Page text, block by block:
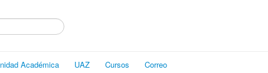
Académica UAZ Cursos Correo